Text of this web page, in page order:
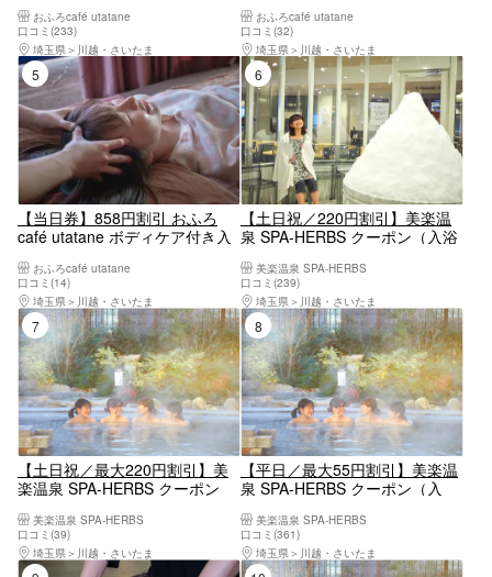
おふろcafé utatane
口コミ(233)
埼玉県
川越・さいたま
おふろcafé utatane
口コミ(32)
埼玉県
川越・さいたま
5位
【当日券】858円割引 おふろ
café utatane ボディケア付き入
おふろcafé utatane
口コミ(14)
埼玉県
川越・さいたま
6位
【土日祝／220円割引】美楽温
泉 SPA-HERBS クーポン（入浴
美楽温泉 SPA-HERBS
口コミ(239)
埼玉県
川越・さいたま
7位
【土日祝／最大220円割引】美
楽温泉 SPA-HERBS クーポン
美楽温泉 SPA-HERBS
口コミ(39)
埼玉県
川越・さいたま
8位
【平日／最大55円割引】美楽温
泉 SPA-HERBS クーポン（入
美楽温泉 SPA-HERBS
口コミ(361)
埼玉県
川越・さいたま